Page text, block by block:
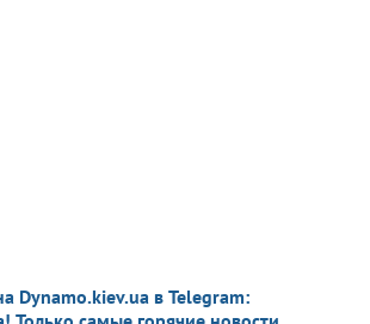
Dynamo.kiev.ua в Telegram: